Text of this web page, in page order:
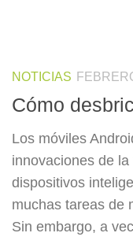
NOTICIAS
Cómo
Los móviles
innovaciones de
dispositivos
muchas tareas de
Sin embargo, a